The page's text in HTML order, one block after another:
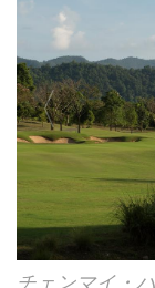
チェンマイ・